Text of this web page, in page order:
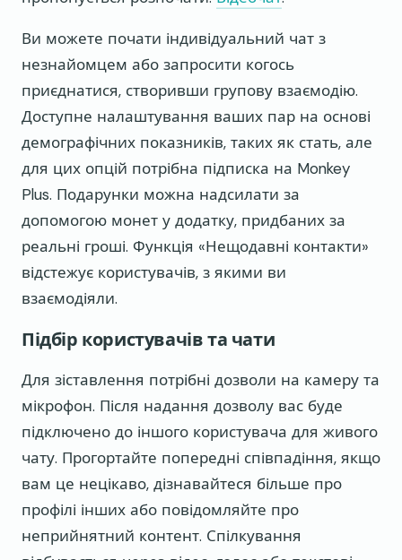
Ви можете почати індивідуальний чат з
незнайомцем або запросити когось
приєднатися, створивши групову взаємодію.
Доступне налаштування ваших пар на основі
демографічних показників, таких як стать, але
для цих опцій потрібна підписка на Monkey
Plus. Подарунки можна надсилати за
допомогою монет у додатку, придбаних за
реальні гроші. Функція «Нещодавні контакти»
відстежує користувачів, з якими ви
взаємодіяли.
Підбір користувачів та чати
Для зіставлення потрібні дозволи на камеру та
мікрофон. Після надання дозволу вас буде
підключено до іншого користувача для живого
чату. Прогортайте попередні співпадіння, якщо
вам це нецікаво, дізнавайтеся більше про
профілі інших або повідомляйте про
неприйнятний контент. Спілкування